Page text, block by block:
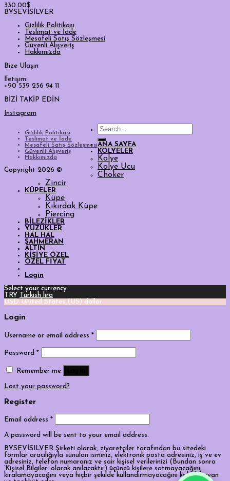
330.00$
BYSEVİSİLVER
Gizlilik Politikası
Teslimat ve İade
Mesafeli Satış Sözleşmesi
Güvenli Alışveriş
Hakkımızda
Bize Ulaşın
İletişim:
+90 539 256 94 11
BİZİ TAKİP EDİN
Instagram
Gizlilik Politikası
Teslimat ve İade
Mesafeli Satış Sözleşmesi
Güvenli Alışveriş
Hakkımızda
Copyright 2026 ©
Search
for:
ANA SAYFA
KOLYELER
Kolye
Kolye Ucu
Choker
Zincir
KÜPELER
Küpe
Kıkırdak Küpe
Piercing
BİLEZİKLER
YÜZÜKLER
HAL HAL
ŞAHMERAN
ALTIN
KİŞİYE ÖZEL
ÖZEL FİYAT
Login
Select your currency
TRY
Turkish lira
USD United States (US) dollar
Login
Username or email address *
Password *
Remember me
Lost your password?
Register
Email address *
A password will be sent to your email address.
BYSEVİSILVER Şirketi olarak, ziyaretçiler tarafından bu sitedeki
formlar aracılığıyla sunulan isminiz, elektronik posta adresiniz, iş ve ev
adresiniz, telefon numaranız ve sair kişisel verilerinizi (Bundan sonra
‘Kişisel Bilgiler’ olarak anılacaktır) üçüncü kişilere satmayacağını,
kiralamayacağını veya hiçbir şekilde kullandırmayacağını kabul, beyan